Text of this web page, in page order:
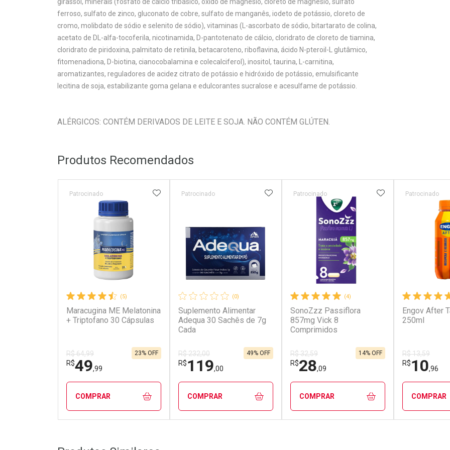
ferroso, sulfato de zinco, gluconato de cobre, sulfato de manganês, iodeto de potássio, cloreto de
cromo, molibdato de sódio e selenito de sódio), vitaminas (L-ascorbato de sódio, bitartarato de colina,
acetato de DL-alfa-tocoferila, nicotinamida, D-pantotenato de cálcio, cloridrato de cloreto de tiamina,
cloridrato de piridoxina, palmitato de retinila, betacaroteno, riboflavina, ácido N-pteroil-L glutâmico,
fitomenadiona, D-biotina, cianocobalamina e colecalciferol), inositol, taurina, L-carnitina,
aromatizantes, reguladores de acidez citrato de potássio e hidróxido de potássio, emulsificante
lecitina de soja, estabilizante goma gelana e edulcorantes sucralose e acesulfame de potássio.
ALÉRGICOS: CONTÉM DERIVADOS DE LEITE E SOJA. NÃO CONTÉM GLÚTEN.
Produtos Recomendados
(5)
Maracugina ME Melatonina
+ Triptofano 30 Cápsulas
Patrocinado
R$ 64,99
R$49,99
23% OFF
ADICIONAR AOS FAVORITOS
COMPRAR
(0)
Suplemento Alimentar
Adequa 30 Sachês de 7g
Cada
Patrocinado
R$ 232,00
R$119,00
49% OFF
ADICIONAR AOS FAVORITOS
COMPRAR
(4)
SonoZzz Passiflora
857mg Vick 8
Comprimidos
Patrocinado
R$ 32,59
R$28,09
14% OFF
ADICIONAR AOS
COMPRAR
Engov After
250ml
Patrocinado
R$ 13,59
R$10,96
COMPRAR